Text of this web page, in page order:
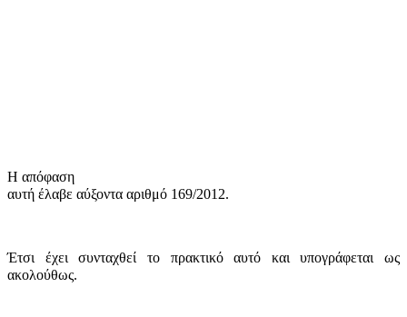
Η απόφαση
αυτή έλαβε αύξοντα αριθμό 169/2012.
Έτσι έχει συνταχθεί το πρακτικό αυτό και υπογράφεται ως
ακολούθως.